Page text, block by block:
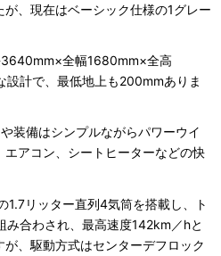
、現在はベーシック仕様の1グレー
全幅1680mm×全高
計で、最低地上も200mmありま
装備はシンプルながらパワーウイ
アコン、シートヒーターなどの快
リッター直列4気筒を搭載し、ト
合わされ、最高速度142km／hと
、駆動方式はセンターデフロック